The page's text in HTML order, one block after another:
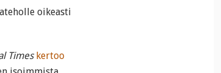
oikeasti
Times kertoo